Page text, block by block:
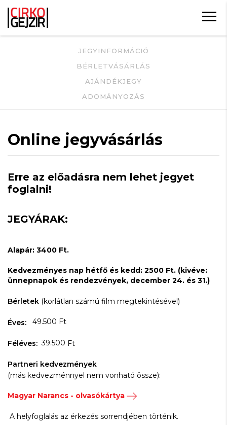
JEGYINFORMÁCIÓ
BÉRLETVÁSÁRLÁS
AJÁNDÉKJEGY
ADOMÁNYOZÁS
Online jegyvásárlás
Erre az előadásra nem lehet jegyet
foglalni!
JEGYÁRAK:
Alapár: 3400 Ft.
Kedvezményes nap hétfő és kedd: 2500 Ft. (kivéve:
ünnepnapok és rendezvények, december 24. és 31.)
Bérletek (korlátlan számú film megtekintésével)
Éves: 49.500 Ft
Féléves: 39.500 Ft
Partneri kedvezmények
(más kedvezménnyel nem vonható össze):
Magyar Narancs - olvasókártya
A helyfoglalás az érkezés sorrendjében történik.